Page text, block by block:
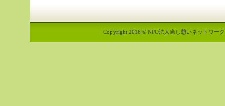
Copyright 2016 © NPO法人癒し憩いネットワー